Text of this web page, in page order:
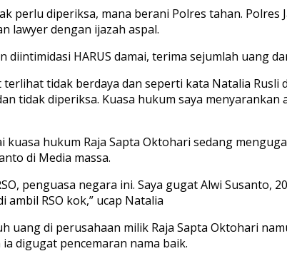
perlu diperiksa, mana berani Polres tahan. Polres
lawyer dengan ijazah aspal.
diintimidasi HARUS damai, terima sejumlah uang
tidak berdaya dan seperti kata Natalia
tidak diperiksa. Kuasa hukum saya
hukum Raja Sapta Oktohari sedang
di Media massa.
penguasa negara ini. Saya gugat Alwi
RSO kok,” ucap Natalia
di perusahaan milik Raja Sapta Oktohari
digugat pencemaran nama baik.